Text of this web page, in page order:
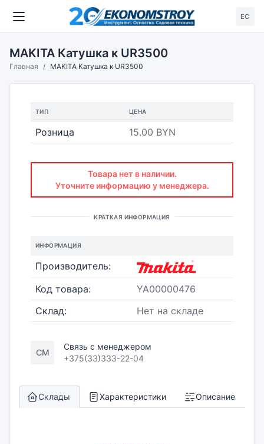
ЕС
MAKITA Катушка к UR3500
Главная MAKITA Катушка к UR3500
ТИП ЦЕНА
Розница 15.00 BYN
Товара нет в наличии.
Уточните информацию у менеджера.
КРАТКАЯ ИНФОРМАЦИЯ
ИНФОРМАЦИЯ
Производитель:
Код товара:
YA00000476
Склад:
Нет на складе
СМ
Связь с менеджером
+375(33)333-22-04
Склады Характеристики Описание